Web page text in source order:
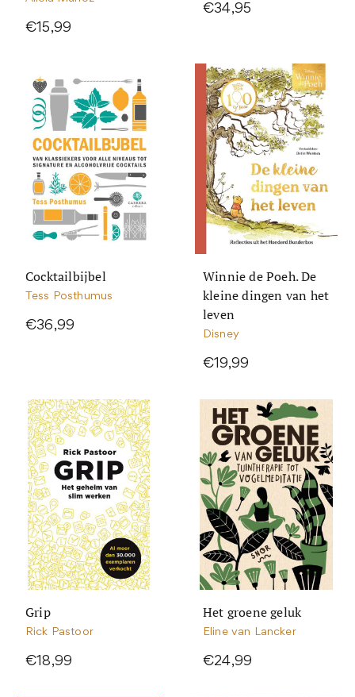
€15,99
€34,95
Cocktailbijbel
Tess Posthumus
€36,99
Winnie de Poeh. De
kleine dingen van het
leven
Disney
€19,99
Grip
Rick Pastoor
€18,99
Het groene geluk
Eline van Lancker
€24,99